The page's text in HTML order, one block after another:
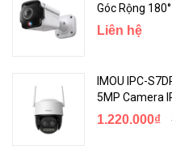
Góc Rộng
Liên hệ
IMOU IPC-
5MP Camera
1.220.000₫